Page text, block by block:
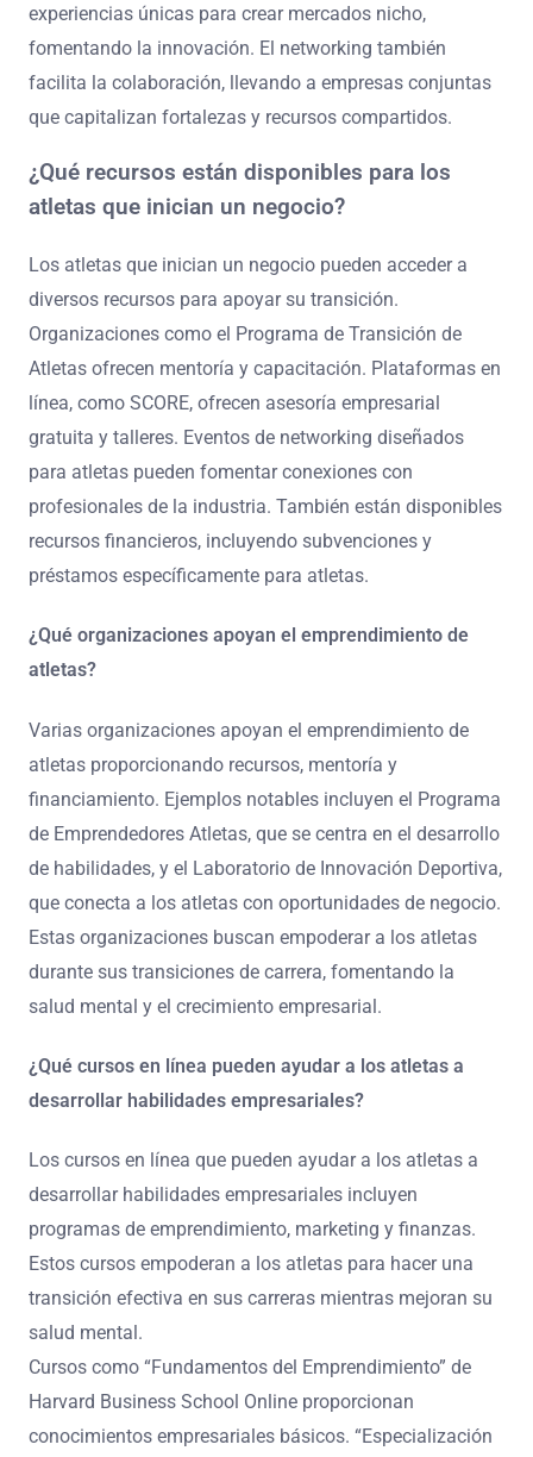
experiencias únicas para crear mercados nicho,
fomentando la innovación. El networking también
facilita la colaboración, llevando a empresas conjuntas
que capitalizan fortalezas y recursos compartidos.
¿Qué recursos están disponibles para los
atletas que inician un negocio?
Los atletas que inician un negocio pueden acceder a
diversos recursos para apoyar su transición.
Organizaciones como el Programa de Transición de
Atletas ofrecen mentoría y capacitación. Plataformas en
línea, como SCORE, ofrecen asesoría empresarial
gratuita y talleres. Eventos de networking diseñados
para atletas pueden fomentar conexiones con
profesionales de la industria. También están disponibles
recursos financieros, incluyendo subvenciones y
préstamos específicamente para atletas.
¿Qué organizaciones apoyan el emprendimiento de
atletas?
Varias organizaciones apoyan el emprendimiento de
atletas proporcionando recursos, mentoría y
financiamiento. Ejemplos notables incluyen el Programa
de Emprendedores Atletas, que se centra en el desarrollo
de habilidades, y el Laboratorio de Innovación Deportiva,
que conecta a los atletas con oportunidades de negocio.
Estas organizaciones buscan empoderar a los atletas
durante sus transiciones de carrera, fomentando la
salud mental y el crecimiento empresarial.
¿Qué cursos en línea pueden ayudar a los atletas a
desarrollar habilidades empresariales?
Los cursos en línea que pueden ayudar a los atletas a
desarrollar habilidades empresariales incluyen
programas de emprendimiento, marketing y finanzas.
Estos cursos empoderan a los atletas para hacer una
transición efectiva en sus carreras mientras mejoran su
salud mental.
Cursos como “Fundamentos del Emprendimiento” de
Harvard Business School Online proporcionan
conocimientos empresariales básicos. “Especialización